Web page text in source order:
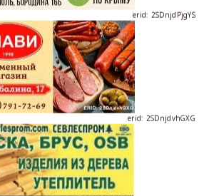
erid: 2SDnjdvhGXG